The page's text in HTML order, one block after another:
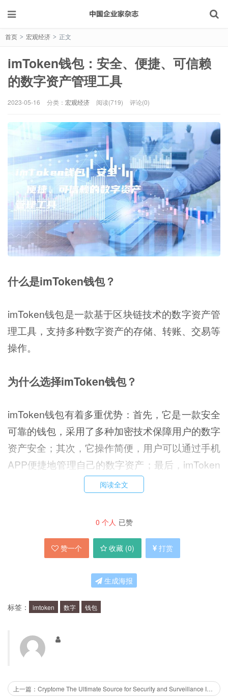
首页 > 宏观经济 > 正文
imToken钱包：安全、便捷、可信赖
的数字资产管理工具
2023-05-16 分类： 宏观经济 阅读(719) 评论(0)
什么是imToken钱包？
imToken钱包是一款基于区块链技术的数字资产管
理工具，支持多种数字资产的存储、转账、交易等
操作。
为什么选择imToken钱包？
imToken钱包有着多重优势：首先，它是一款安全
可靠的钱包，采用了多种加密技术保障用户的数字
资产安全；其次，它操作简便，用户可以通过手机
APP便捷地管理自己的数字资产；最后，imToken
钱包还得到了业内多方认可，是一款可信赖的数字
imToken钱包的安全性如何？
等敏感信息进行加密存储，确保用户的数字资产不
会被盗取或篡改。此外，imToken钱包还支持硬件
钱包、多重签名等安全措施，提升了用户的数字资
产安全性。
阅读全文
0 个人 已赞
赞一个 收藏 (0) 打赏
生成海报
标签： imtoken 数字 钱包